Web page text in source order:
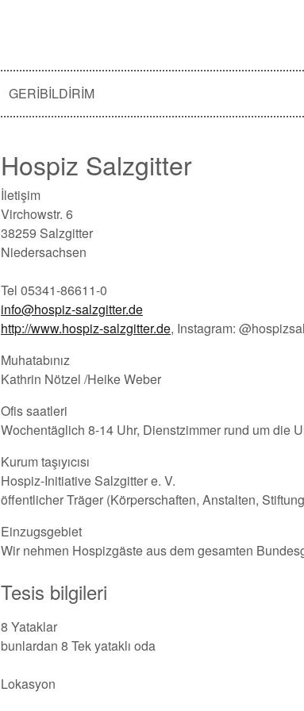
GERIBILDIRIM
Hospiz Salzgitter
İletişim
Virchowstr. 6
38259 Salzgitter
Niedersachsen
Tel 05341-86611-0
info@hospiz-salzgitter.de
http://www.hospiz-salzgitter.de, Instagram:
Muhatabınız
Kathrin Nötzel /Heike Weber
Ofis saatleri
Wochentäglich 8-14 Uhr, Dienstzimmer rund um die
Kurum taşıyıcısı
Hospiz-Initiative Salzgitter e. V.
öffentlicher Träger (Körperschaften, Anstalten,
Einzugsgebiet
Wir nehmen Hospizgäste aus dem gesamten
Tesis bilgileri
8 Yataklar
bunlardan 8 Tek yataklı oda
Lokasyon